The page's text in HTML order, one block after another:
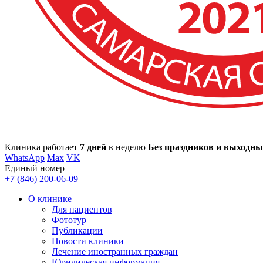
Клиника работает 7 дней в неделю Без праздников и
WhatsApp Max VK
Единый номер
+7 (846) 200-06-09
О клинике
Для пациентов
Фототур
Публикации
Новости клиники
Лечение иностранных граждан